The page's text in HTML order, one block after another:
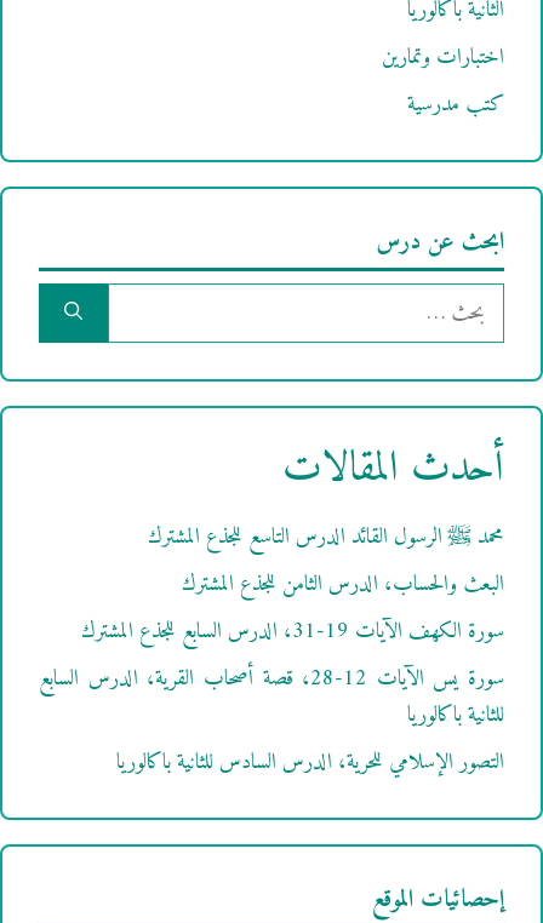
الثانية باكالوريا
اختبارات وتمارين
كتب مدرسية
ابحث عن درس
البحث
عن:
أحدث المقالات
محمد ﷺ الرسول القائد الدرس التاسع للجذع المشترك
البعث والحساب، الدرس الثامن للجذع المشترك
سورة الكهف الآيات 19-31، الدرس السابع للجذع المشترك
سورة يس الآيات 12-28، قصة أصحاب القرية، الدرس السابع
للثانية باكالوريا
التصور الإسلامي للحرية، الدرس السادس للثانية باكالوريا
إحصائيات الموقع